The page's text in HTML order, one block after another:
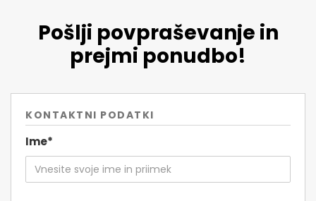
Pošlji povpraševanje in
prejmi ponudbo!
KONTAKTNI PODATKI
Ime*